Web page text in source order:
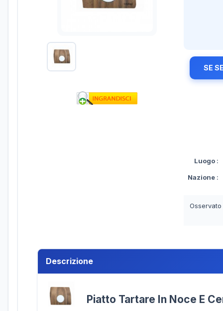
SE
Luogo :
Nazione :
Descrizione
Piatto Tartare In Noce E